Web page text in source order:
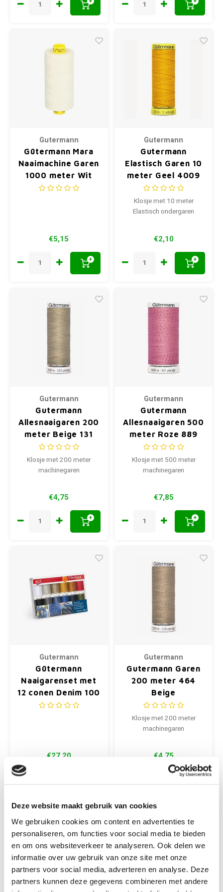
Deze website maakt gebruik van cookies
We gebruiken cookies om content en advertenties te
personaliseren, om functies voor social media te bieden
en om ons websiteverkeer te analyseren. Ook delen we
informatie over uw gebruik van onze site met onze
partners voor social media, adverteren en analyse. Deze
partners kunnen deze gegevens combineren met andere
Gutermann
Gütermann Mara
Naaimachine Garen
1000 meter Wit
€5,15
+
Gutermann
Gutermann
Elastisch Garen 10
meter Geel 4009
Klosje met 10 meter
Elastisch ondergaren
€2,10
+
Gutermann
Gutermann
Allesnaaigaren 200
meter Beige 131
Klosje met 200 meter
machinegaren
€4,75
+
Gutermann
Gutermann
Allesnaaigaren 500
meter Roze 889
Klosje met 500 meter
machinegaren
€7,85
+
Gutermann
Gütermann
Naaigarenset met
12 conen Denim 100
meter
€27,20
Gutermann
Gutermann Garen
200 meter 464
Beige
Klosje met 200 meter
machinegaren
€4,75
+